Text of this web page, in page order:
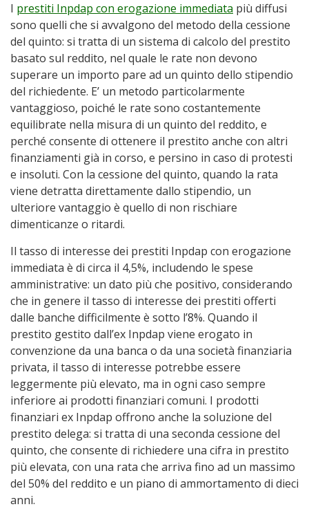
I prestiti Inpdap con erogazione immediata più diffusi
sono quelli che si avvalgono del metodo della cessione
del quinto: si tratta di un sistema di calcolo del prestito
basato sul reddito, nel quale le rate non devono
superare un importo pare ad un quinto dello stipendio
del richiedente. E’ un metodo particolarmente
vantaggioso, poiché le rate sono costantemente
equilibrate nella misura di un quinto del reddito, e
perché consente di ottenere il prestito anche con altri
finanziamenti già in corso, e persino in caso di protesti
e insoluti. Con la cessione del quinto, quando la rata
viene detratta direttamente dallo stipendio, un
ulteriore vantaggio è quello di non rischiare
dimenticanze o ritardi.
Il tasso di interesse dei prestiti Inpdap con erogazione
immediata è di circa il 4,5%, includendo le spese
amministrative: un dato più che positivo, considerando
che in genere il tasso di interesse dei prestiti offerti
dalle banche difficilmente è sotto l’8%. Quando il
prestito gestito dall’ex Inpdap viene erogato in
convenzione da una banca o da una società finanziaria
privata, il tasso di interesse potrebbe essere
leggermente più elevato, ma in ogni caso sempre
inferiore ai prodotti finanziari comuni. I prodotti
finanziari ex Inpdap offrono anche la soluzione del
prestito delega: si tratta di una seconda cessione del
quinto, che consente di richiedere una cifra in prestito
più elevata, con una rata che arriva fino ad un massimo
del 50% del reddito e un piano di ammortamento di dieci
anni.